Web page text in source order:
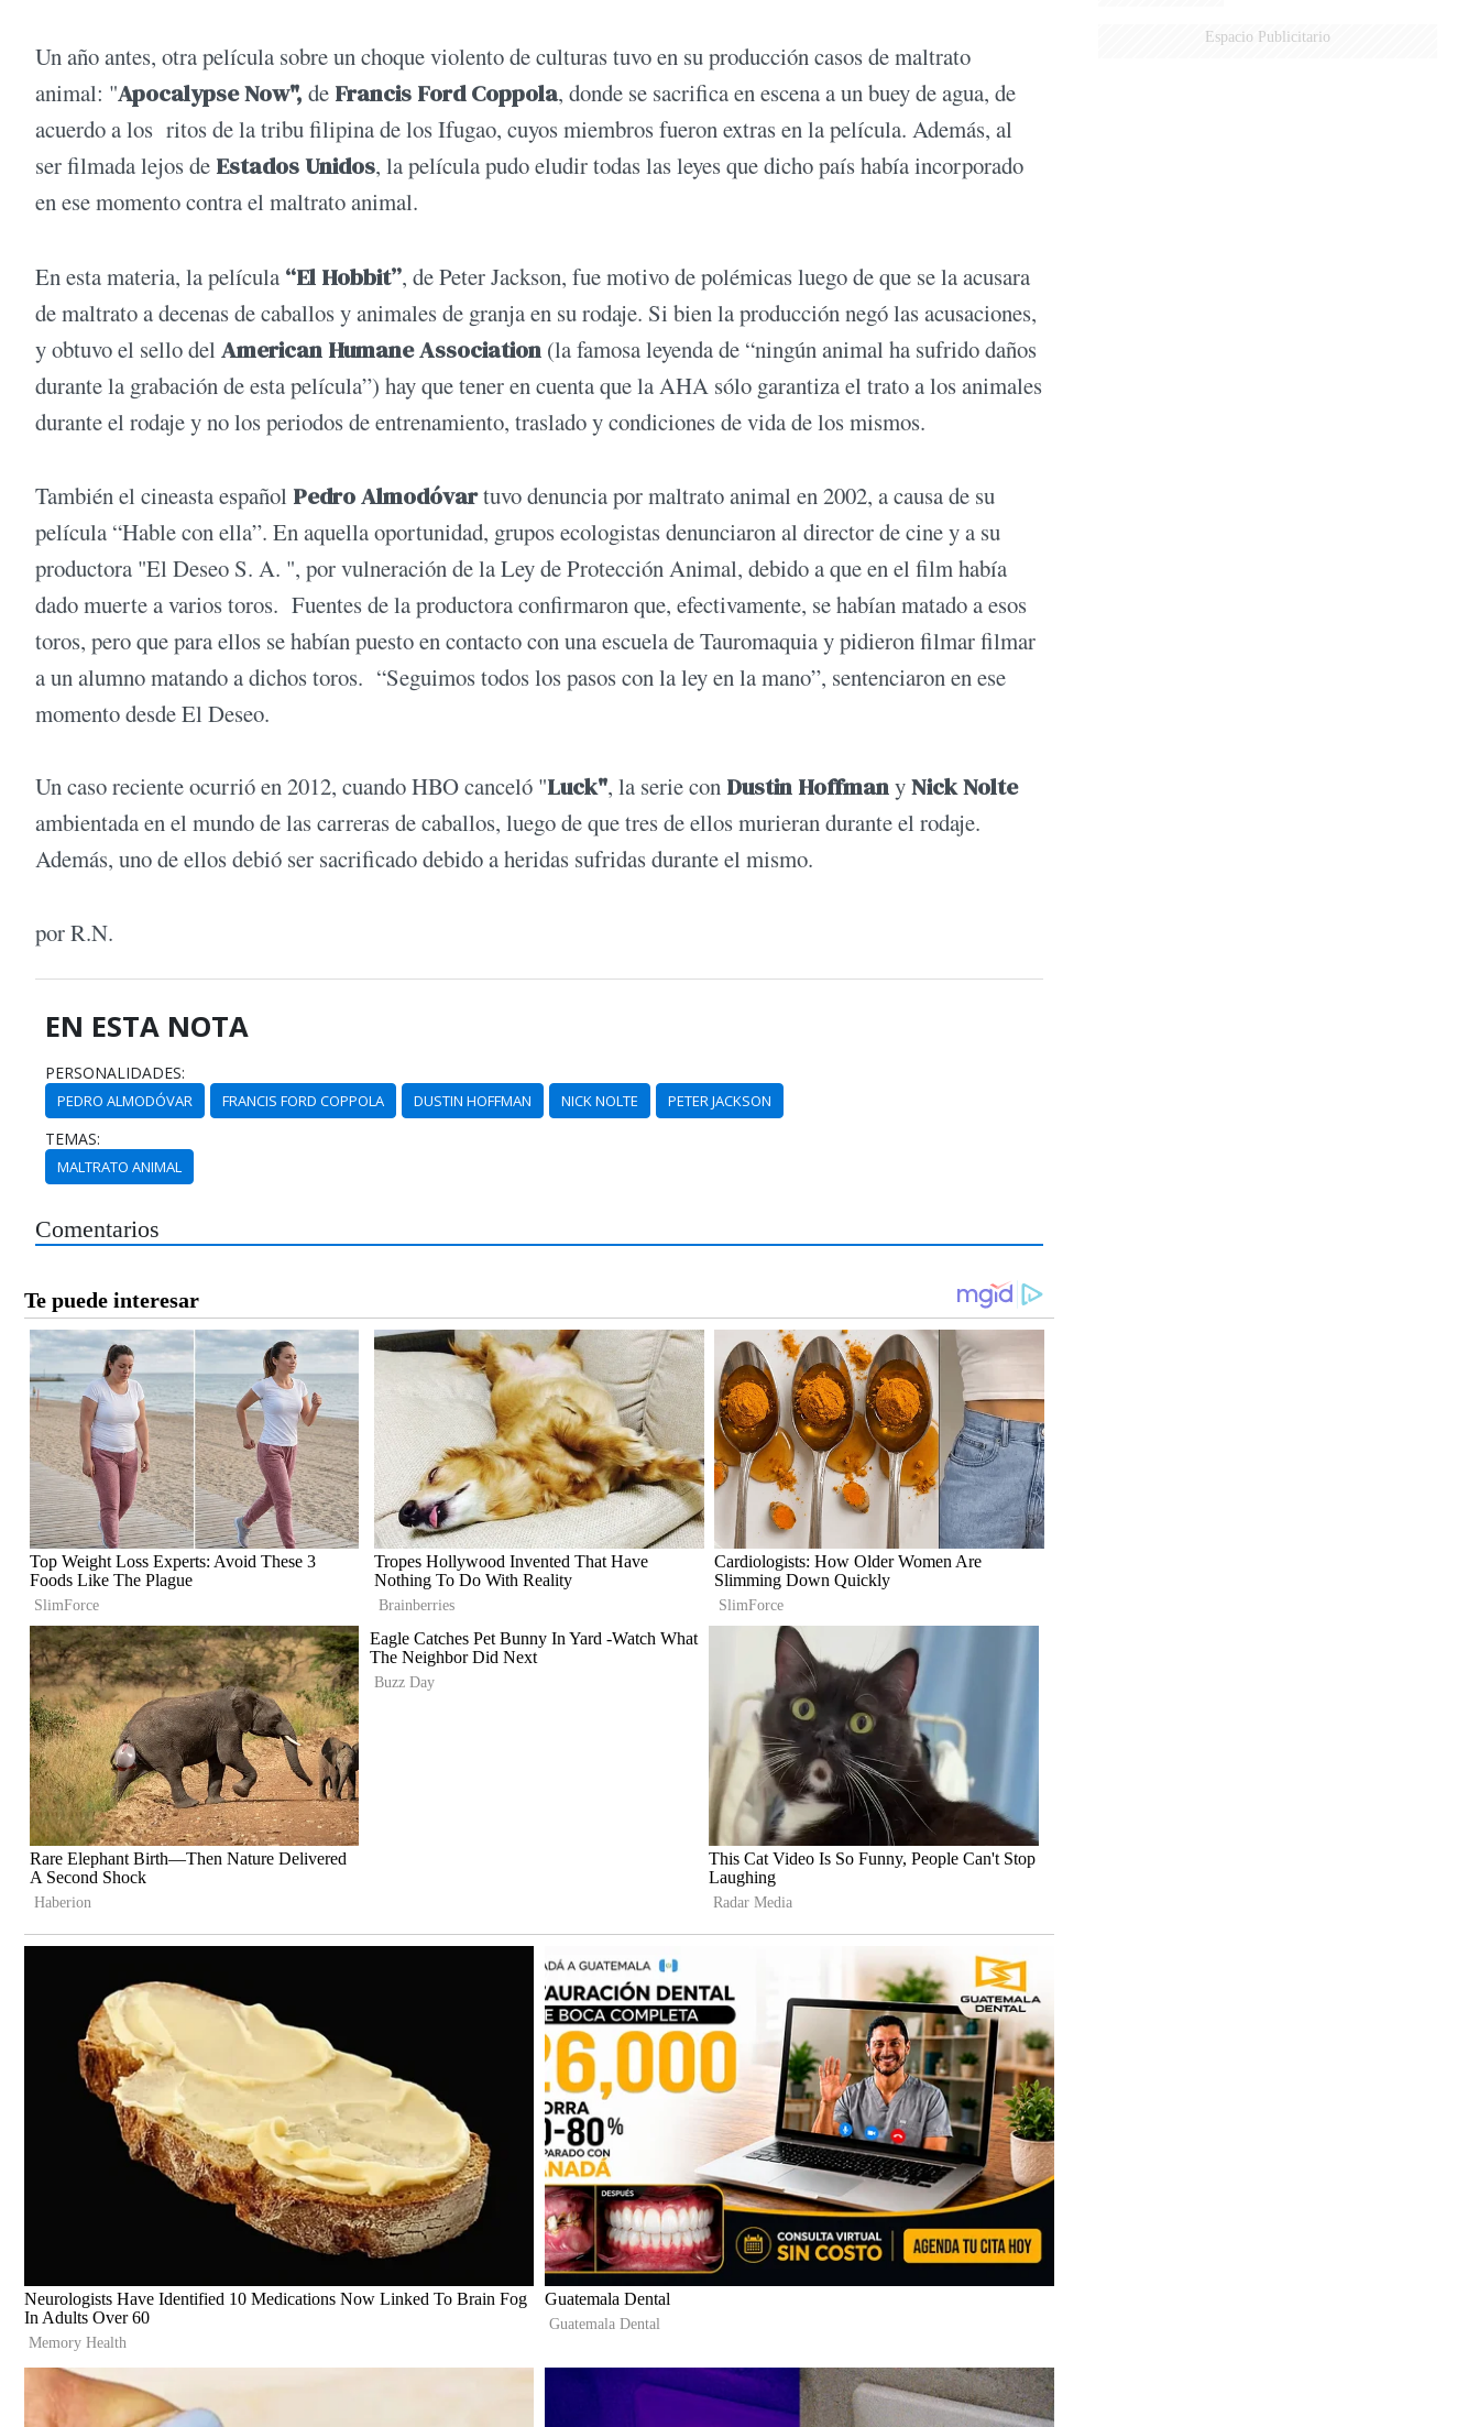
Un año antes, otra película sobre un choque violento de culturas tuvo en su producción casos de maltrato
animal: "Apocalypse Now", de Francis Ford Coppola, donde se sacrifica en escena a un buey de agua, de
acuerdo a los ritos de la tribu filipina de los Ifugao, cuyos miembros fueron extras en la película. Además, al
ser filmada lejos de Estados Unidos, la película pudo eludir todas las leyes que dicho país había incorporado
en ese momento contra el maltrato animal.
​​En esta materia, la película “El Hobbit”, de Peter Jackson, fue motivo de polémicas luego de que se la acusara
de maltrato a decenas de caballos y animales de granja en su rodaje. Si bien la producción negó las acusaciones,
y obtuvo el sello del American Humane Association (la famosa leyenda de “ningún animal ha sufrido daños
durante la grabación de esta película”) hay que tener en cuenta que la AHA sólo garantiza el trato a los animales
durante el rodaje y no los periodos de entrenamiento, traslado y condiciones de vida de los mismos.
También el cineasta español Pedro Almodóvartuvo denuncia por maltrato animal en 2002, a causa de su
película “Hable con ella”. En aquella oportunidad, grupos ecologistas denunciaron al director de cine y a su
productora "El Deseo S. A. ", por vulneración de la Ley de Protección Animal, debido a que en el film había
dado muerte a varios toros. Fuentes de la productora confirmaron que, efectivamente, se habían matado a esos
toros, pero que para ellos se habían puesto en contacto con una escuela de Tauromaquia y pidieron filmar filmar
a un alumno matando a dichos toros. “Seguimos todos los pasos con la ley en la mano”, sentenciaron en ese
momento desde El Deseo.
Un caso reciente ocurrió en 2012, cuando HBO canceló "Luck", la serie con Dustin HoffmanyNick Nolte
ambientada en el mundo de las carreras de caballos, luego de que tres de ellos murieran durante el rodaje.
Además, uno de ellos debió ser sacrificado debido a heridas sufridas durante el mismo.
por R.N.
EN ESTA NOTA
PERSONALIDADES:
PEDRO ALMODÓVAR FRANCIS FORD COPPOLA DUSTIN HOFFMAN NICK NOLTE PETER JACKSON
TEMAS:
MALTRATO ANIMAL
Comentarios
Espacio Publicitario